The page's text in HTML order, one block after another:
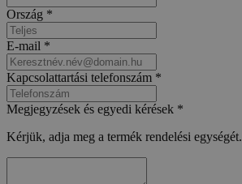
Ország *
E-mail *
Kapcsolattartási telefonszám *
Megjegyzések és egyedi kérések *
Kérjük, adja meg a termék rendelési egységét.